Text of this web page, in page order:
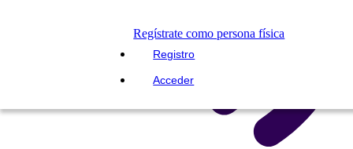
Regístrate como persona física
Registro
Acceder